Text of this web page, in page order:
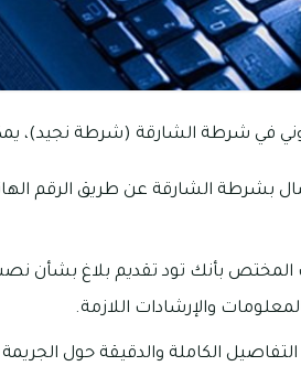
في شرطة الشارقة (شرطة نجيد)،
بشرطة الشارقة عن طريق الرقم
المختص بأنك تود تقديم بلاغ بشأن
والإرشادات اللازمة.
الكاملة والدقيقة حول